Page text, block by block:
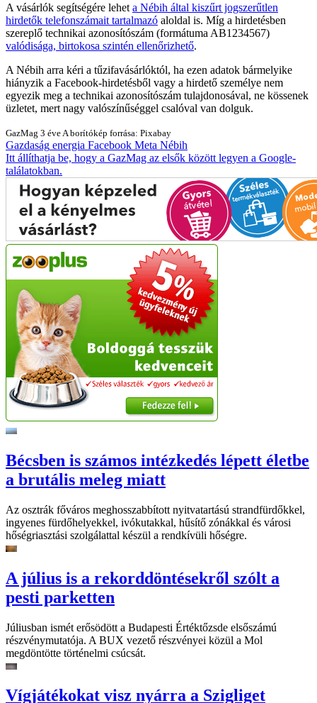
A vásárlók segítségére lehet a Nébih által kiszűrt jogszerűtlen
hirdetők telefonszámait tartalmazó aloldal is. Míg a hirdetésben
szereplő technikai azonosítószám (formátuma AB1234567)
valódisága, birtokosa szintén ellenőrizhető.
A Nébih arra kéri a tűzifavásárlóktól, ha ezen adatok bármelyike
hiányzik a Facebook-hirdetésből vagy a hirdető személye nem
egyezik meg a technikai azonosítószám tulajdonosával, ne kössenek
üzletet, mert nagy valószínűséggel csalóval van dolguk.
GazMag 3 éve A borítókép forrása: Pixabay
Gazdaság energia Facebook Meta Nébih
Itt állíthatja be, hogy a GazMag az elsők között legyen a Google-
találatokban.
Bécsben is számos intézkedés lépett életbe
a brutális meleg miatt
Az osztrák főváros meghosszabbított nyitvatartású strandfürdőkkel,
ingyenes fürdőhelyekkel, ivókutakkal, hűsítő zónákkal és városi
hőségriasztási szolgálattal készül a rendkívüli hőségre.
A július is a rekorddöntésekről szólt a
pesti parketten
Júliusban ismét erősödött a Budapesti Értéktőzsde elsőszámú
részvénymutatója. A BUX vezető részvényei közül a Mol
megdöntötte történelmi csúcsát.
Vígjátékokat visz nyárra a Szigliget